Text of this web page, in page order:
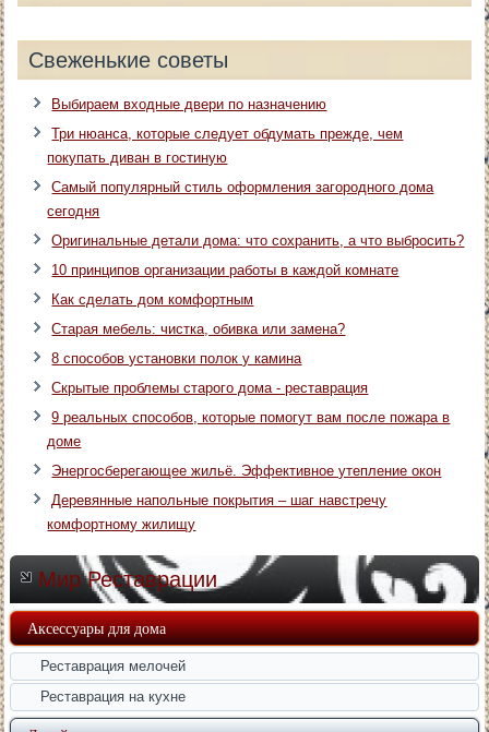
Свеженькие советы
Выбираем входные двери по назначению
Три нюанса, которые следует обдумать прежде, чем
покупать диван в гостиную
Самый популярный стиль оформления загородного дома
сегодня
Оригинальные детали дома: что сохранить, а что выбросить?
10 принципов организации работы в каждой комнате
Как сделать дом комфортным
Старая мебель: чистка, обивка или замена?
8 способов установки полок у камина
Скрытые проблемы старого дома - реставрация
9 реальных способов, которые помогут вам после пожара в
доме
Энергосберегающее жильё. Эффективное утепление окон
Деревянные напольные покрытия – шаг навстречу
комфортному жилищу
Мир Реставрации
Аксессуары для дома
Реставрация мелочей
Реставрация на кухне